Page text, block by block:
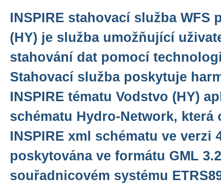
INSPIRE stahovací služba WFS
(HY) je služba umožňující
stahování dat pomocí
Stahovací služba poskytuje
INSPIRE tématu Vodstvo (HY)
schématu Hydro-Network, která
INSPIRE xml schématu ve verzi
poskytována ve formátu GML
souřadnicovém systému